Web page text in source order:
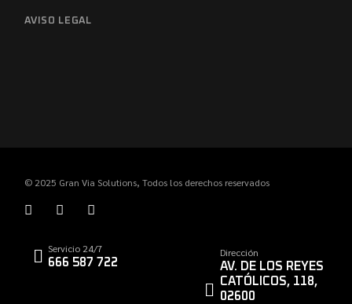
AVISO LEGAL
© 2025 Gran Via Solutions, Todos los derechos reservados
Servicio 24/7
666 587 722
Dirección
AV. DE LOS REYES
CATÓLICOS, 118,
02600